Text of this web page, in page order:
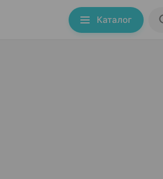
Каталог